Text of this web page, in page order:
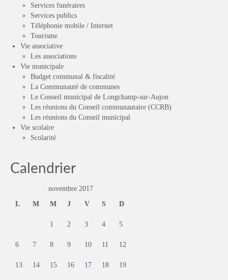
Services funéraires
Services publics
Téléphonie mobile / Internet
Tourisme
Vie associative
Les associations
Vie municipale
Budget communal & fiscalité
La Communauté de communes
Le Conseil municipal de Longchamp-sur-Aujon
Les réunions du Conseil communautaire (CCRB)
Les réunions du Conseil municipal
Vie scolaire
Scolarité
Calendrier
novembre 2017
L
M M J V S D
1 2 3 4 5
6 7 8 9 10 11 12
13 14 15 16 17 18 19